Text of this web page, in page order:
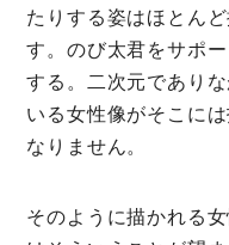
たりする姿はほとん
す。のび太君をサポ
する。二次元であり
いる女性像がそこに
なりません。
そのように描かれる